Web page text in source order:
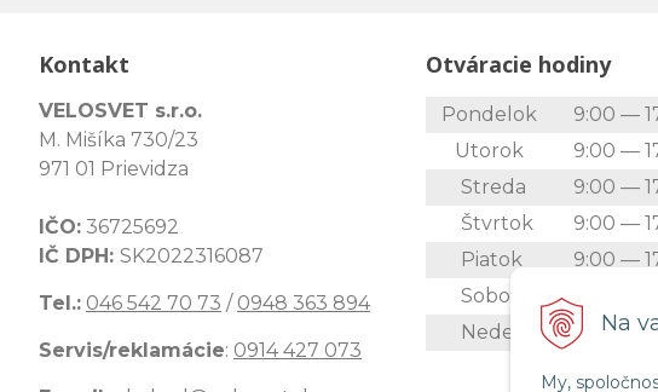
Na
My,
Kontakt
VELOSVET s.r.o.
M. Mišíka 730/23
971 01 Prievidza
IČO: 36725692
IČ DPH: SK2022316087
Tel.: 046 542 70 73 / 0948 363 894
Servis/reklamácie: 0914 427 073
Otváracie hodiny
Pondelok
9:00 —
Utorok
9:00 —
Streda
9:00 —
Štvrtok
9:00 —
Piatok
9:00 —
Sobota
9:00 —
Nedeľa